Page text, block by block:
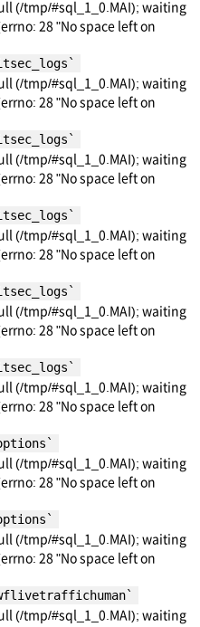
(/tmp/#sql_1_0.MAI); waiting
28 "No space left on
(/tmp/#sql_1_0.MAI); waiting
28 "No space left on
(/tmp/#sql_1_0.MAI); waiting
28 "No space left on
(/tmp/#sql_1_0.MAI); waiting
28 "No space left on
(/tmp/#sql_1_0.MAI); waiting
28 "No space left on
(/tmp/#sql_1_0.MAI); waiting
28 "No space left on
(/tmp/#sql_1_0.MAI); waiting
28 "No space left on
(/tmp/#sql_1_0.MAI); waiting
28 "No space left on
(/tmp/#sql_1_0.MAI); waiting